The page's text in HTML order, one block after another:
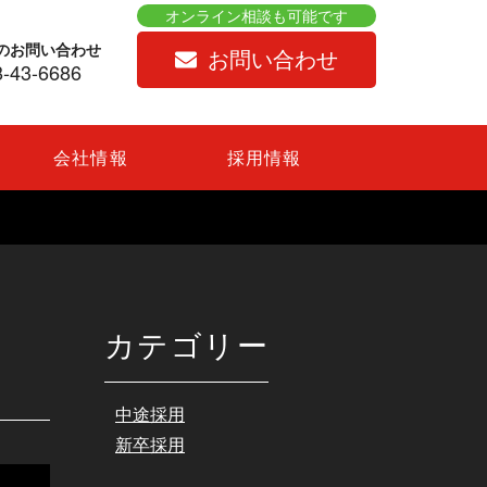
お問い合わせ
43-6686 お問い合わせ
会社情報 採用情報
カテゴリー
中途採用
新卒採用